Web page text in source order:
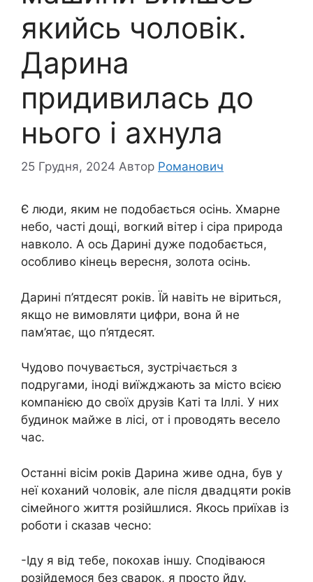
якийсь чоловік.
Дарина
придивилась до
нього і ахнула
25 Грудня, 2024 Автор Романович
Є люди, яким не подобається осінь. Хмарне
небо, часті дощі, вогкий вітер і сіра природа
навколо. А ось Дарині дуже подобається,
особливо кінець вересня, золота осінь.
Дарині п’ятдесят років. Їй навіть не віриться,
якщо не вимовляти цифри, вона й не
пам’ятає, що п’ятдесят.
Чудово почувається, зустрічається з
подругами, іноді виїжджають за місто всією
компанією до своїх друзів Каті та Іллі. У них
будинок майже в лісі, от і проводять весело
час.
Останні вісім років Дарина живе одна, був у
неї коханий чоловік, але після двадцяти років
сімейного життя розійшлися. Якось приїхав із
роботи і сказав чесно:
-Іду я від тебе, покохав іншу. Сподіваюся
розійдемося без сварок, я просто йду.